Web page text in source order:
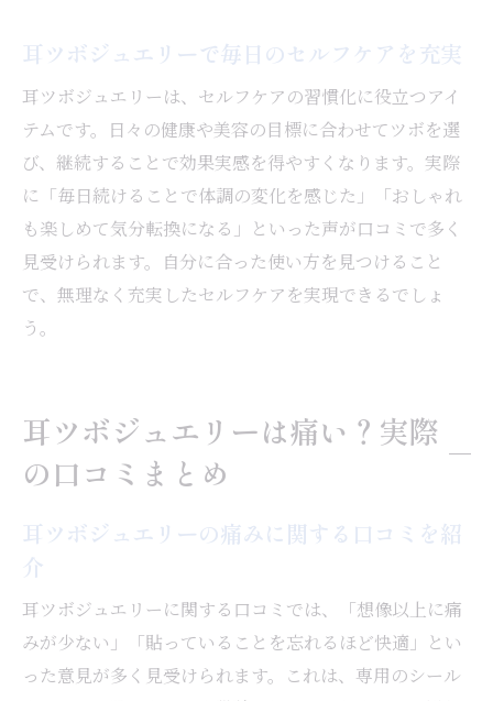
耳ツボジュエリーで毎日のセルフケアを充実
耳ツボジュエリーは、セルフケアの習慣化に役立つアイ
テムです。日々の健康や美容の目標に合わせてツボを選
び、継続することで効果実感を得やすくなります。実際
に「毎日続けることで体調の変化を感じた」「おしゃれ
も楽しめて気分転換になる」といった声が口コミで多く
見受けられます。自分に合った使い方を見つけること
で、無理なく充実したセルフケアを実現できるでしょ
う。
耳ツボジュエリーは痛い？実際
の口コミまとめ
耳ツボジュエリーの痛みに関する口コミを紹
介
耳ツボジュエリーに関する口コミでは、「想像以上に痛
みが少ない」「貼っていることを忘れるほど快適」とい
った意見が多く見受けられます。これは、専用のシール